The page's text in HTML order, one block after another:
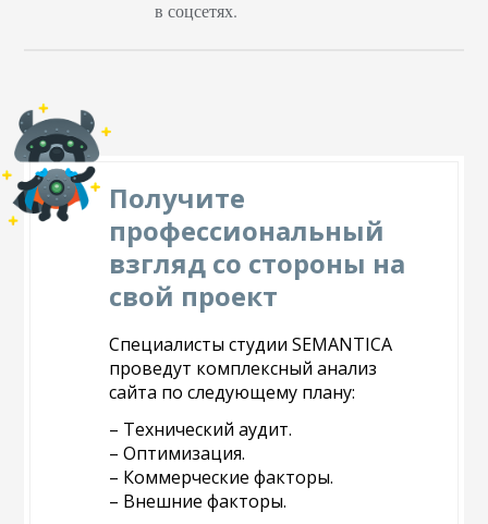
в соцсетях.
Получите
профессиональный
взгляд со стороны на
свой проект
Специалисты студии SEMANTICA
проведут комплексный анализ
сайта по следующему плану:
– Технический аудит.
– Оптимизация.
– Коммерческие факторы.
– Внешние факторы.